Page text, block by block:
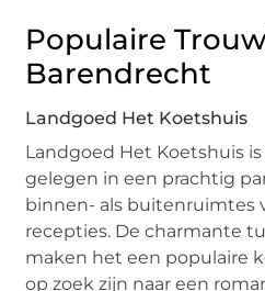
Populaire
Barendrecht
Landgoed Het Koetshuis
Landgoed Het Koetshuis
gelegen in een prachtig
binnen- als buitenruimtes
recepties. De charmante
maken het een populaire
op zoek zijn naar een